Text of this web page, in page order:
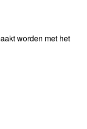
worden met het